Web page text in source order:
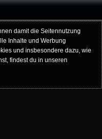
damit die Seitennutzung
Inhalte und Werbung
und insbesondere dazu, wie
findest du in unseren